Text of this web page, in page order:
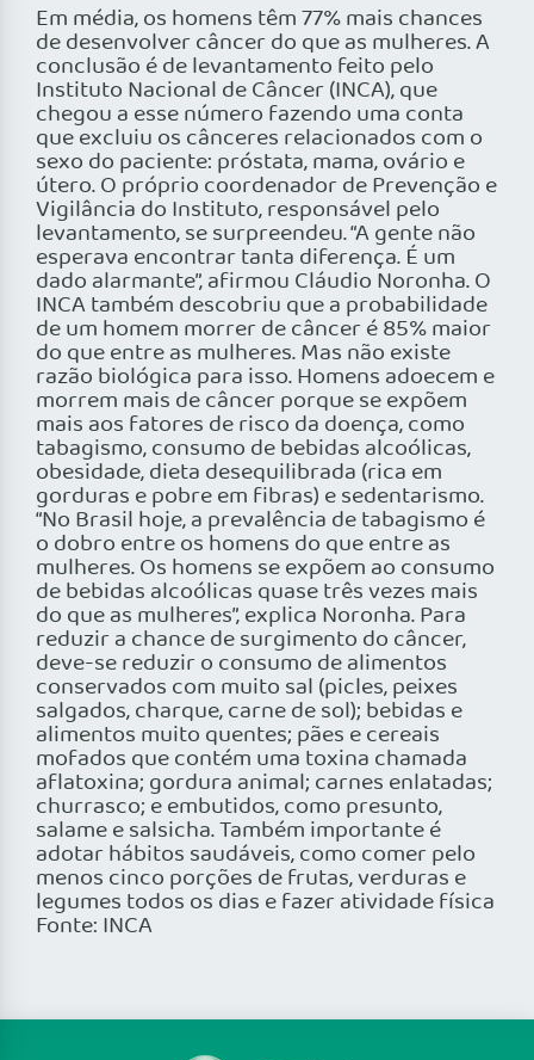
Em média, os homens têm 77% mais chances
de desenvolver câncer do que as mulheres. A
conclusão é de levantamento feito pelo
Instituto Nacional de Câncer (INCA), que
chegou a esse número fazendo uma conta
que excluiu os cânceres relacionados com o
sexo do paciente: próstata, mama, ovário e
útero. O próprio coordenador de Prevenção e
Vigilância do Instituto, responsável pelo
levantamento, se surpreendeu. “A gente não
esperava encontrar tanta diferença. É um
dado alarmante”, afirmou Cláudio Noronha. O
INCA também descobriu que a probabilidade
de um homem morrer de câncer é 85% maior
do que entre as mulheres. Mas não existe
razão biológica para isso. Homens adoecem e
morrem mais de câncer porque se expõem
mais aos fatores de risco da doença, como
tabagismo, consumo de bebidas alcoólicas,
obesidade, dieta desequilibrada (rica em
gorduras e pobre em fibras) e sedentarismo.
“No Brasil hoje, a prevalência de tabagismo é
o dobro entre os homens do que entre as
mulheres. Os homens se expõem ao consumo
de bebidas alcoólicas quase três vezes mais
do que as mulheres”, explica Noronha. Para
reduzir a chance de surgimento do câncer,
deve-se reduzir o consumo de alimentos
conservados com muito sal (picles, peixes
salgados, charque, carne de sol); bebidas e
alimentos muito quentes; pães e cereais
mofados que contém uma toxina chamada
aflatoxina; gordura animal; carnes enlatadas;
churrasco; e embutidos, como presunto,
salame e salsicha. Também importante é
adotar hábitos saudáveis, como comer pelo
menos cinco porções de frutas, verduras e
legumes todos os dias e fazer atividade física
Fonte: INCA